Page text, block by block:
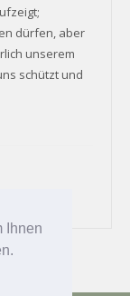
Ihnen
dürfen, aber
unserem
schützt und